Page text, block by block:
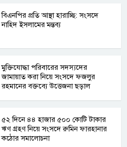
বিএনপির প্রতি আস্থা হারাচ্ছি: সংসদে
নাহিদ ইসলামের মন্তব্য
মুক্তিযোদ্ধা পরিবারের সদস্যদের
জামায়াত করা নিয়ে সংসদে ফজলুর
রহমানের বক্তব্যে উত্তেজনা ছড়াল
৫২ দিনে ৪৪ হাজার ৫০০ কোটি টাকার
ঋণ গ্রহণ নিয়ে সংসদে রুমিন ফারহানার
কঠোর সমালোচনা